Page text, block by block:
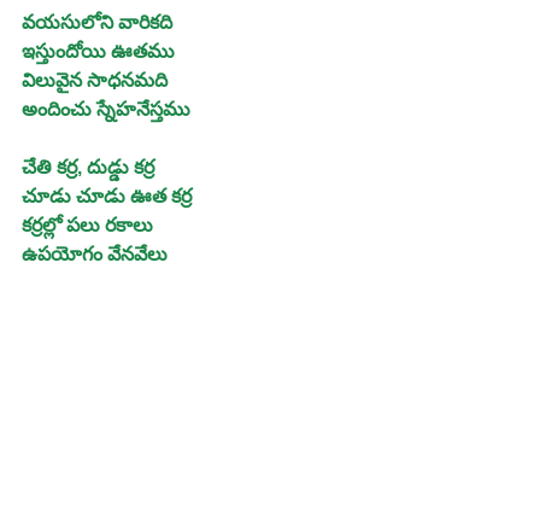
వయసులోని వారికది
ఇస్తుందోయి ఊతము
విలువైన సాధనమది
అందించు స్నేహనేస్తము
చేతి కర్ర, దుడ్డు కర్ర
చూడు చూడు ఊత కర్ర
కర్రల్లో పలు రకాలు
ఉపయోగం వేనవేలు